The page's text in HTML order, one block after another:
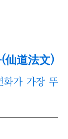
仙道法文)
화가 가장 뚜